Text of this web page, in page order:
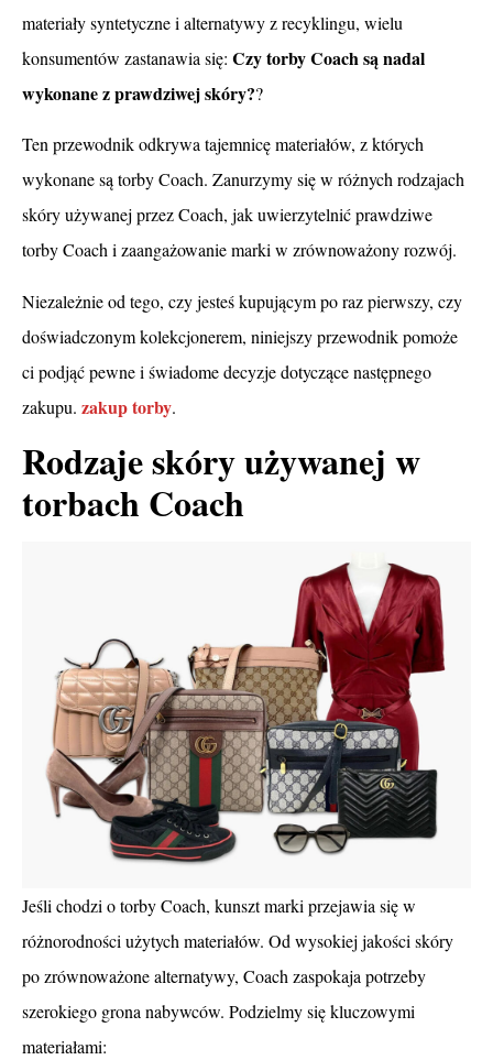
materiały syntetyczne i alternatywy z recyklingu, wielu
konsumentów zastanawia się: Czy torby Coach są nadal
wykonane z prawdziwej skóry??
Ten przewodnik odkrywa tajemnicę materiałów, z których
wykonane są torby Coach. Zanurzymy się w różnych rodzajach
skóry używanej przez Coach, jak uwierzytelnić prawdziwe
torby Coach i zaangażowanie marki w zrównoważony rozwój.
Niezależnie od tego, czy jesteś kupującym po raz pierwszy, czy
doświadczonym kolekcjonerem, niniejszy przewodnik pomoże
ci podjąć pewne i świadome decyzje dotyczące następnego
zakupu. zakup torby.
Rodzaje skóry używanej w
torbach Coach
Jeśli chodzi o torby Coach, kunszt marki przejawia się w
różnorodności użytych materiałów. Od wysokiej jakości skóry
po zrównoważone alternatywy, Coach zaspokaja potrzeby
szerokiego grona nabywców. Podzielmy się kluczowymi
materiałami: